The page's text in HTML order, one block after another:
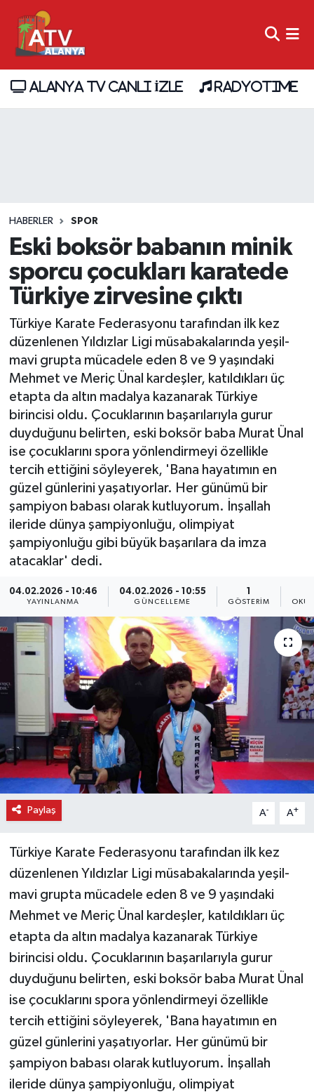
ALANYA TV CANLI İZLE RADYOTIME
HABERLER SPOR
Eski boksör babanın minik
sporcu çocukları karatede
Türkiye zirvesine çıktı
Türkiye Karate Federasyonu tarafından ilk kez
düzenlenen Yıldızlar Ligi müsabakalarında yeşil-
mavi grupta mücadele eden 8 ve 9 yaşındaki
Mehmet ve Meriç Ünal kardeşler, katıldıkları üç
etapta da altın madalya kazanarak Türkiye
birincisi oldu. Çocuklarının başarılarıyla gurur
duyduğunu belirten, eski boksör baba Murat Ünal
ise çocuklarını spora yönlendirmeyi özellikle
tercih ettiğini söyleyerek, 'Bana hayatımın en
güzel günlerini yaşatıyorlar. Her günümü bir
şampiyon babası olarak kutluyorum. İnşallah
ileride dünya şampiyonluğu, olimpiyat
şampiyonluğu gibi büyük başarılara da imza
atacaklar' dedi.
04.02.2026 - 10:46
YAYINLANMA
04.02.2026 - 10:55
GÜNCELLEME
1
GÖSTERIM
Paylaş A- A+
Türkiye Karate Federasyonu tarafından ilk kez
düzenlenen Yıldızlar Ligi müsabakalarında yeşil-
mavi grupta mücadele eden 8 ve 9 yaşındaki
Mehmet ve Meriç Ünal kardeşler, katıldıkları üç
etapta da altın madalya kazanarak Türkiye
birincisi oldu. Çocuklarının başarılarıyla gurur
duyduğunu belirten, eski boksör baba Murat Ünal
ise çocuklarını spora yönlendirmeyi özellikle
tercih ettiğini söyleyerek, 'Bana hayatımın en
güzel günlerini yaşatıyorlar. Her günümü bir
şampiyon babası olarak kutluyorum. İnşallah
ileride dünya şampiyonluğu, olimpiyat